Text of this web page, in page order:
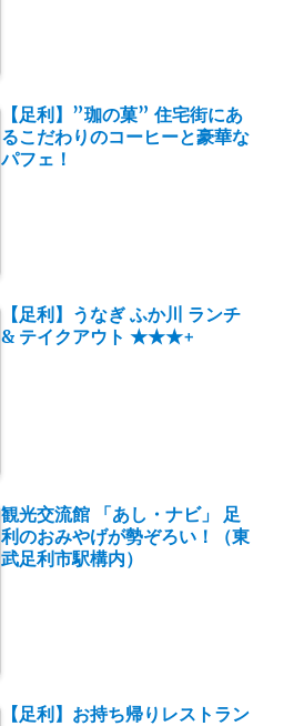
【足利】”珈の菓” 住宅街にあ
るこだわりのコーヒーと豪華な
パフェ！
【足利】うなぎ ふか川 ランチ
& テイクアウト ★★★+
観光交流館 「あし・ナビ」 足
利のおみやげが勢ぞろい！（東
武足利市駅構内）
【足利】お持ち帰りレストラン